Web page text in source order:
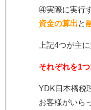
④実際に実行
資金の算出 と
上記4つが主
それぞれを1
YDK日本橋税
お客様がいら